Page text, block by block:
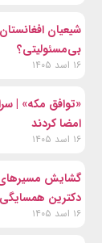
شیعیان
بی‌مسئولیتی؟
۱۶ اسد ۱۴۰۵
«توافق مکه» |
امضا کردند
۱۶ اسد ۱۴۰۵
گشایش مسیرهای
دکترین
۱۶ اسد ۱۴۰۵